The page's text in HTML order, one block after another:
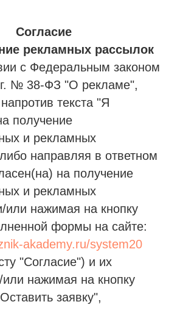
Согласие
рекламных рассылок
с Федеральным законом
№ 38-ФЗ "О рекламе",
текста "Я
получение
и рекламных
направляя в ответном
на получение
и рекламных
или нажимая на кнопку
формы на сайте:
akademy.ru/system20
"Согласие") и их
нажимая на кнопку
заявку",